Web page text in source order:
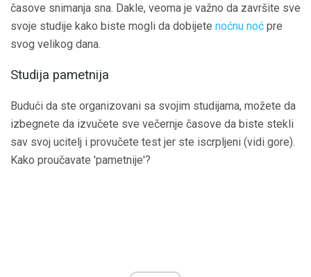
časove snimanja sna. Dakle, veoma je važno da završite sve
svoje studije kako biste mogli da dobijete noćnu noć pre
svog velikog dana.
Studija pametnija
Budući da ste organizovani sa svojim studijama, možete da
izbegnete da izvučete sve večernje časove da biste stekli
sav svoj ucitelj i provučete test jer ste iscrpljeni (vidi gore).
Kako proučavate 'pametnije'?